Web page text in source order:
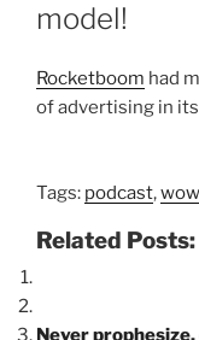
model!
Rocketboom had
of advertising in
Tags: podcast,
Related Posts:
Never